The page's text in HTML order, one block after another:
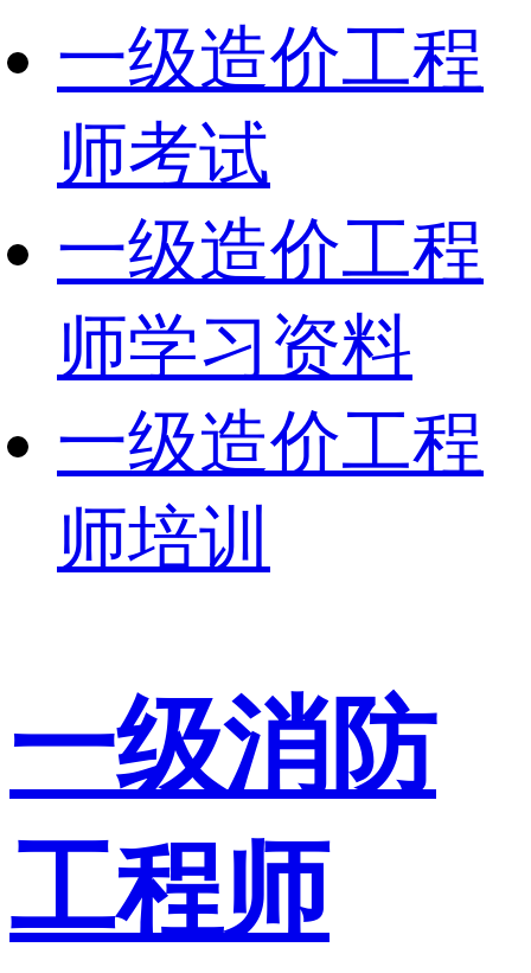
一级造价工程
师考试
一级造价工程
师学习资料
一级造价工程
师培训
一级消防
工程师